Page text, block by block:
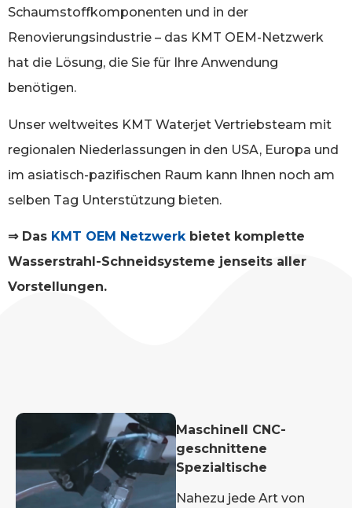
Schaumstoffkomponenten und in der
Renovierungsindustrie – das KMT OEM-Netzwerk
hat die Lösung, die Sie für Ihre Anwendung
benötigen.
Unser weltweites KMT Waterjet Vertriebsteam mit
regionalen Niederlassungen in den USA, Europa und
im asiatisch-pazifischen Raum kann Ihnen noch am
selben Tag Unterstützung bieten.
⇒ Das KMT OEM Netzwerkbietet komplette
Wasserstrahl-Schneidsysteme jenseits aller
Vorstellungen.
Maschinell CNC-
geschnittene
Spezialtische
Nahezu jede Art von